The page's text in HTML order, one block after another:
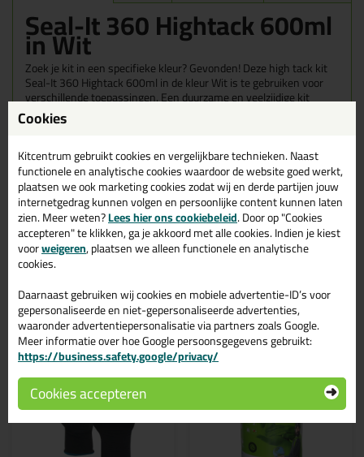
Seal-It 360 Hightack 600ml
in Wit
Zoek je kit in een specifieke kleur? Gevonden! Deze high tack kit
Seal-It 360 Hightack 600ml in de kleur Wit is te gebruiken voor
verschillende toepassingen. Een duurzame en veelzijdige kit
welke makkelijk te verwerken is. Perfect als je een bijpassende
kleur zoekt met gegarandeerd een topresultaat. Bestel de Seal-It
werkdagen besteld = morgen in huis.
Wil je meer weten over de toepassing en kenmerken van dit
product?Lees alles over dit product >
Gerelateerde producten
Cookies
Kitcentrum gebruikt cookies en vergelijkbare technieken. Naast
functionele en analytische cookies waardoor de website goed werkt,
plaatsen we ook marketing cookies zodat wij en derde partijen jouw
internetgedrag kunnen volgen en persoonlijke content kunnen laten
zien. Meer weten?Lees hier ons cookiebeleid. Door op "Cookies
accepteren" te klikken, ga je akkoord met alle cookies. Indien je kiest
voorweigeren, plaatsen we alleen functionele en analytische
cookies.
Daarnaast gebruiken wij cookies en mobiele advertentie-ID’s voor
gepersonaliseerde en niet-gepersonaliseerde advertenties,
waaronder advertentiepersonalisatie via partners zoals Google.
Meer informatie over hoe Google persoonsgegevens gebruikt:
https://business.safety.google/privacy/
Cookies accepteren